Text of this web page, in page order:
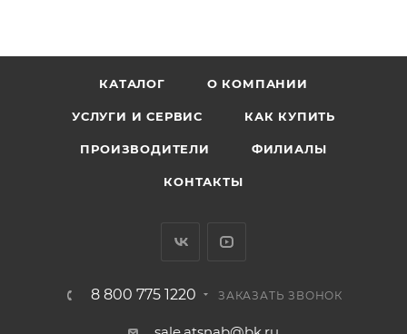
КАТАЛОГ О КОМПАНИИ
УСЛУГИ И СЕРВИС КАК КУПИТЬ
ПРОИЗВОДИТЕЛИ ФИЛИАЛЫ
КОНТАКТЫ
8 800 775 1220 ЗАКАЗАТЬ ЗВОНОК